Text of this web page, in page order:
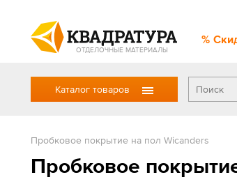
ОТДЕЛОЧНЫЕ МАТЕРИАЛЫ
Каталог товаров
Пробковое покрытие на пол Wicanders
Пробковое